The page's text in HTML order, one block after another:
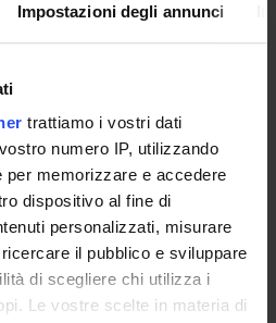
Impostazioni degli annunci
trattiamo i vostri dati
numero IP, utilizzando
memorizzare e accedere
dispositivo al fine di
personalizzati, misurare
il pubblico e sviluppare
di scegliere chi utilizza i
Le vostre scelte in materia di
ed agli oggetti.
riconoscimento dei bisogni
nozioni relative all’osservazione
(esplorazione visiva,
seduta e cammino,
normale, intesa come strumento
del comportamento umano.